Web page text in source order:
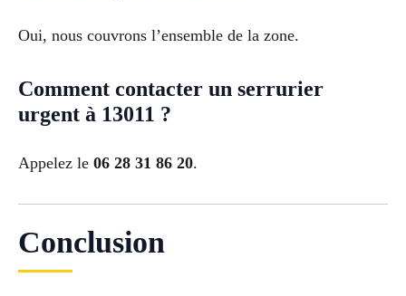
Oui, nous couvrons l’ensemble de la zone.
Comment contacter un serrurier
urgent à 13011 ?
Appelez le 06 28 31 86 20.
Conclusion